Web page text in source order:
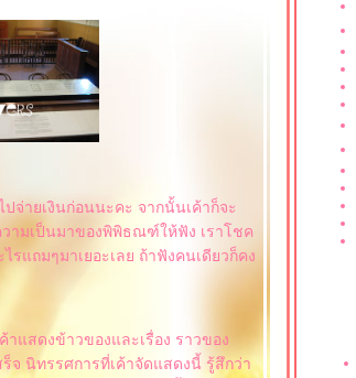
จ่ายเงินก่อนนะคะ จากนั้นเค้าก็จะ
วามเป็นมาของพิพิธณฑ์ให้ฟัง เราโชค
แถมๆมาเยอะเลย ถ้าฟังคนเดียวก็คง
แสดงข้าวของและเรื่อง ราวของ
จ นิทรรศการที่เค้าจัดแสดงนี้ รู้สึกว่า